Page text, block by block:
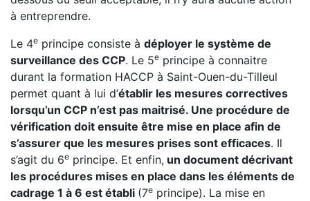
à entreprendre.
Le 4e principe consiste à déployer le système de
surveillance des CCP. Le 5e principe à connaitre
durant la formation HACCP à Saint-Ouen-du-Tilleul
permet quant à lui d’établir les mesures correctives
lorsqu’un CCP n’est pas maitrisé. Une procédure de
vérification doit ensuite être mise en place afin de
s’assurer que les mesures prises sont efficaces. Il
s’agit du 6e principe. Et enfin, un document décrivant
les procédures mises en place dans les éléments de
cadrage 1 à 6 est établi (7e principe). La mise en